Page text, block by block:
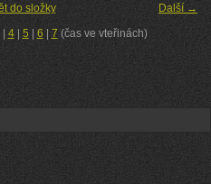
Další →
do složky
| 4| 5 | 6 | 7 (čas ve vteřinách)